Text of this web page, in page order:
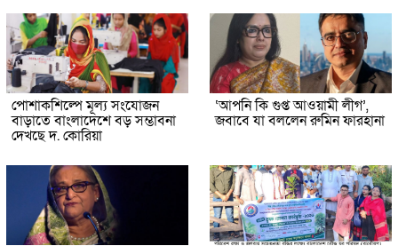
পোশাকশিল্পে মূল্য সংযোজন
বাড়াতে বাংলাদেশে বড় সম্ভাবনা
দেখছে দ. কোরিয়া
‘আপনি কি গুপ্ত আওয়ামী লীগ’,
জবাবে যা বললেন রুমিন ফারহানা